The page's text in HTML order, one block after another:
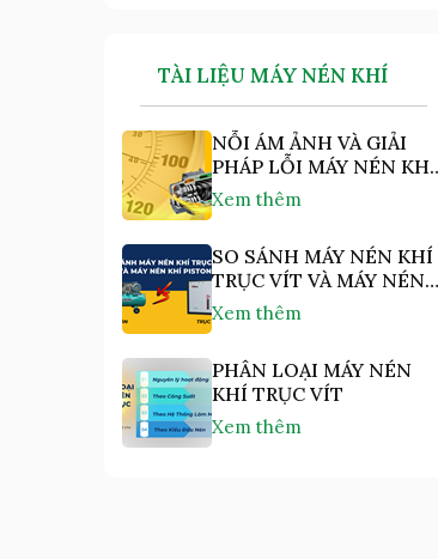
TÀI LIỆU MÁY NÉN KHÍ
NỖI ÁM ẢNH VÀ GIẢI
PHÁP LỖI MÁY NÉN KHÍ
"NHIỆT ĐỘ CAO"
Xem thêm
SO SÁNH MÁY NÉN KHÍ
TRỤC VÍT VÀ MÁY NÉN
KHÍ PISTON
Xem thêm
PHÂN LOẠI MÁY NÉN
KHÍ TRỤC VÍT
Xem thêm